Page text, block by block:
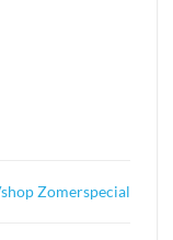
Zomerspecial